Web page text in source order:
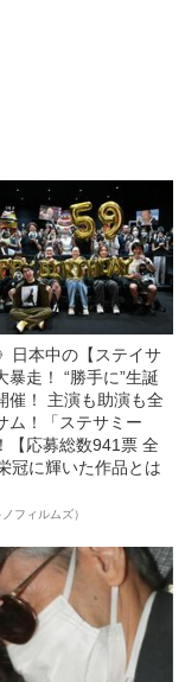
日本中の【ステイサ
暴走！ “勝手に”生誕
催！ 主演も助演も全
ム！「ステサミー
【応募総数941票 全
冠に輝いた作品とは
フィルムズ）